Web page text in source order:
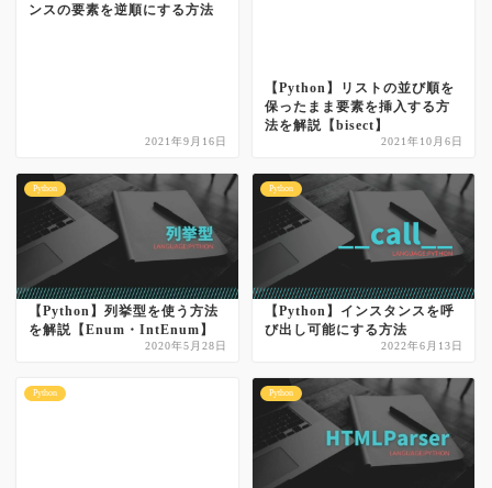
ンスの要素を逆順にする方法
2021年9月16日
【Python】リストの並び順を
保ったまま要素を挿入する方
法を解説【bisect】
2021年10月6日
Python
【Python】列挙型を使う方法
を解説【Enum・IntEnum】
2020年5月28日
Python
【Python】インスタンスを呼
び出し可能にする方法
2022年6月13日
Python Python